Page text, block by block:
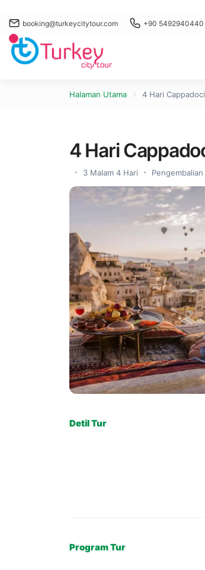
booking@turkeycitytour.com +90 5492940440
Halaman Utama 4 Hari
4 Hari
3 Malam 4 Hari
Detil Tur
Program Tur